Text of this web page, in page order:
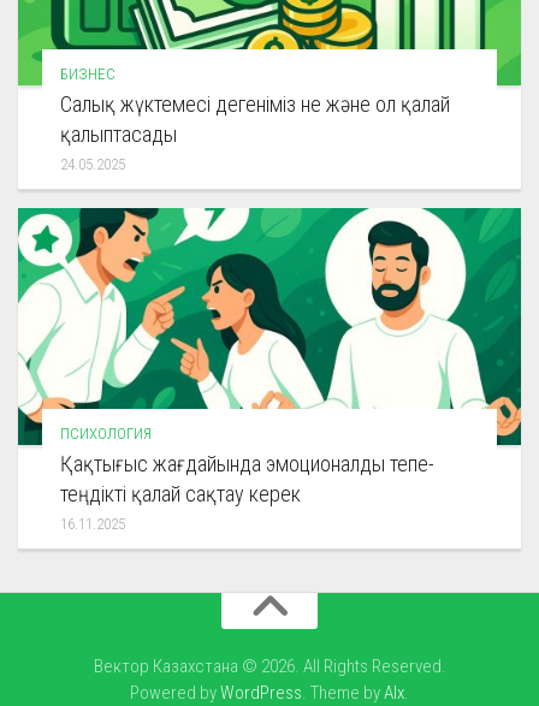
БИЗНЕС
Салық жүктемесі дегеніміз не және ол қалай
қалыптасады
24.05.2025
ПСИХОЛОГИЯ
Қақтығыс жағдайында эмоционалды тепе-
теңдікті қалай сақтау керек
16.11.2025
Вектор Казахстана © 2026. All Rights Reserved.
Powered byWordPress. Theme byAlx.